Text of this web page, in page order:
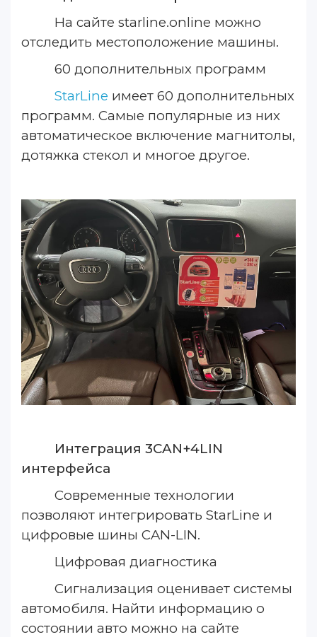
На сайте starline.online можно
отследить местоположение машины.
60 дополнительных программ
StarLine имеет 60 дополнительных
программ. Самые популярные из них
автоматическое включение магнитолы,
дотяжка стекол и многое другое.
Интеграция 3CAN+4LIN
интерфейса
Современные технологии
позволяют интегрировать StarLine и
цифровые шины CAN-LIN.
Цифровая диагностика
Сигнализация оценивает системы
автомобиля. Найти информацию о
состоянии авто можно на сайте